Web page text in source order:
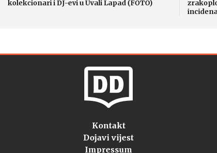
kolekcionari i DJ-evi u Uvali Lapad (FOTO)
Kontakt
Dojavi vijest
Impressum